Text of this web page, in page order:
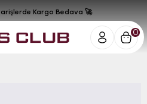
0
Kargo Bedava 🚀